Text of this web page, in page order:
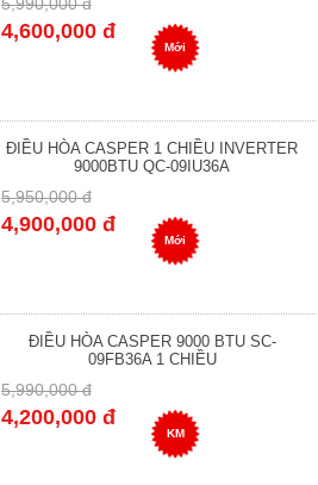
5,990,000 đ
4,600,000 đ
Mới
ĐIỀU HÒA CASPER 1 CHIỀU INVERTER
9000BTU QC-09IU36A
5,950,000 đ
4,900,000 đ
Mới
ĐIỀU HÒA CASPER 9000 BTU SC-
09FB36A 1 CHIỀU
5,990,000 đ
4,200,000 đ
KM